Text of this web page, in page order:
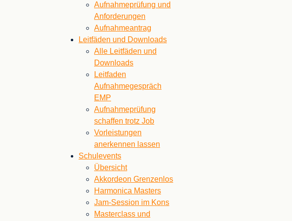
Aufnahmeprüfung und
Anforderungen
Aufnahmeantrag
Leitfäden und Downloads
Alle Leitfäden und
Downloads
Leitfaden
Aufnahmegespräch
EMP
Aufnahmeprüfung
schaffen trotz Job
Vorleistungen
anerkennen lassen
Schulevents
Übersicht
Akkordeon Grenzenlos
Harmonica Masters
Jam-Session im Kons
Masterclass und